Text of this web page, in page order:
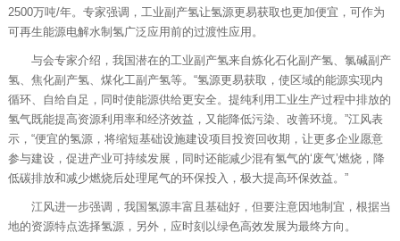
2500万吨/年。专家强调，工业副产氢让氢源更易获取也更加便宜，可作为
可再生能源电解水制氢广泛应用前的过渡性应用。
与会专家介绍，我国潜在的工业副产氢来自炼化石化副产氢、氯碱副产
氢、焦化副产氢、煤化工副产氢等。“氢源更易获取，使区域的能源实现内
循环、自给自足，同时使能源供给更安全。提纯利用工业生产过程中排放的
氢气既能提高资源利用率和经济效益，又能降低污染、改善环境。”江风表
示，“便宜的氢源，将缩短基础设施建设项目投资回收期，让更多企业愿意
参与建设，促进产业可持续发展，同时还能减少混有氢气的‘废气’燃烧，降
低碳排放和减少燃烧后处理尾气的环保投入，极大提高环保效益。”
江风进一步强调，我国氢源丰富且基础好，但要注意因地制宜，根据当
地的资源特点选择氢源，另外，应时刻以绿色高效发展为最终方向。